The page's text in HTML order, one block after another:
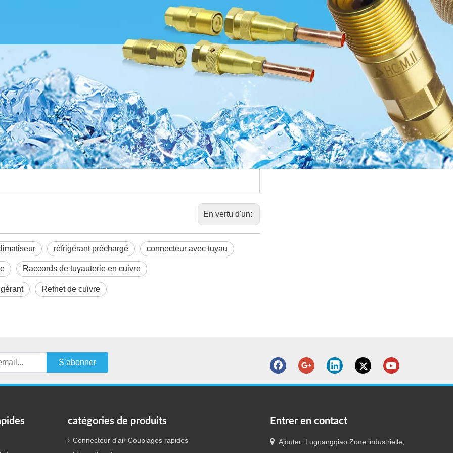
En vertu d'un:
réfrigérant préchargé connecteur avec tuyau
Raccords de tuyauterie en cuivre
Refnet de cuivre
S’abonner
catégories de produits
Connecteur d'air Couplages rapides
Entrer en contact
 Ajouter: Luguangqiao Zone industrielle,